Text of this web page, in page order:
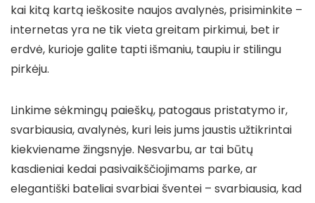
kai kitą kartą ieškosite naujos avalynės, prisiminkite –
internetas yra ne tik vieta greitam pirkimui, bet ir
erdvė, kurioje galite tapti išmaniu, taupiu ir stilingu
pirkėju.
Linkime sėkmingų paieškų, patogaus pristatymo ir,
svarbiausia, avalynės, kuri leis jums jaustis užtikrintai
kiekviename žingsnyje. Nesvarbu, ar tai būtų
kasdieniai kedai pasivaikščiojimams parke, ar
elegantiški bateliai svarbiai šventei – svarbiausia, kad